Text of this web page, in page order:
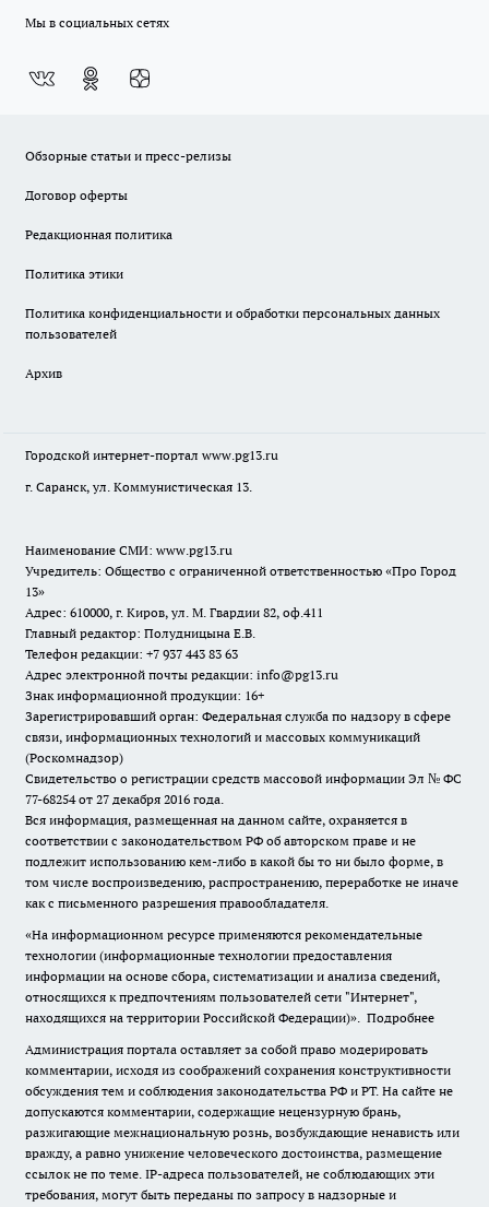
Мы в социальных сетях
Обзорные статьи и пресс-релизы
Договор оферты
Редакционная политика
Политика этики
Политика конфиденциальности и обработки персональных данных
пользователей
Архив
Городской интернет-портал www.pg13.ru
г. Саранск, ул. Коммунистическая 13.
Наименование СМИ: www.pg13.ru
Учредитель: Общество с ограниченной ответственностью «Про Город
13»
Адрес: 610000, г. Киров, ул. М. Гвардии 82, оф.411
Главный редактор: Полудницына Е.В.
Телефон редакции: +7 937 443 83 63
Адрес электронной почты редакции: info@pg13.ru
Знак информационной продукции: 16+
Зарегистрировавший орган: Федеральная служба по надзору в сфере
связи, информационных технологий и массовых коммуникаций
(Роскомнадзор)
Свидетельство о регистрации средств массовой информации Эл № ФС
77-68254 от 27 декабря 2016 года.
Вся информация, размещенная на данном сайте, охраняется в
соответствии с законодательством РФ об авторском праве и не
подлежит использованию кем-либо в какой бы то ни было форме, в
том числе воспроизведению, распространению, переработке не иначе
как с письменного разрешения правообладателя.
«На информационном ресурсе применяются рекомендательные
технологии (информационные технологии предоставления
информации на основе сбора, систематизации и анализа сведений,
относящихся к предпочтениям пользователей сети "Интернет",
находящихся на территории Российской Федерации)». Подробнее
Администрация портала оставляет за собой право модерировать
комментарии, исходя из соображений сохранения конструктивности
обсуждения тем и соблюдения законодательства РФ и РТ. На сайте не
допускаются комментарии, содержащие нецензурную брань,
разжигающие межнациональную рознь, возбуждающие ненависть или
вражду, а равно унижение человеческого достоинства, размещение
ссылок не по теме. IP-адреса пользователей, не соблюдающих эти
требования, могут быть переданы по запросу в надзорные и